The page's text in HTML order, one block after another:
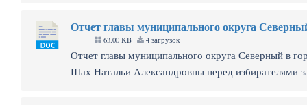
Отчет главы муниципального округа
63.00 KB 4 загрузок
Отчет главы муниципального округа Северный в
Шах Натальи Александровны перед избирателями